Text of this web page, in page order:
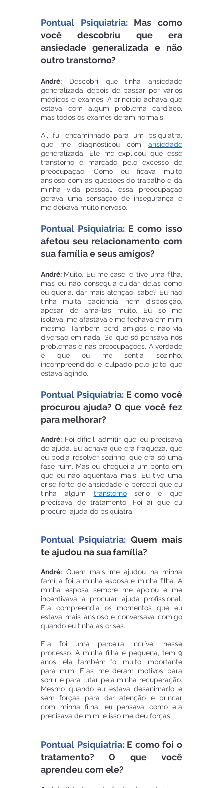
Pontual Psiquiatria: Mas como
você descobriu que era
ansiedade generalizada e não
outro transtorno?
André: Descobri que tinha ansiedade
generalizada depois de passar por vários
médicos e exames. A princípio achava que
estava com algum problema cardíaco,
mas todos os exames deram normais.
Aí, fui encaminhado para um psiquiatra,
que me diagnosticou com ansiedade
generalizada. Ele me explicou que esse
transtorno é marcado pelo excesso de
preocupação. Como eu ficava muito
ansioso com as questões do trabalho e da
minha vida pessoal, essa preocupação
gerava uma sensação de insegurança e
me deixava muito nervoso.
Pontual Psiquiatria: E como isso
afetou seu relacionamento com
sua família e seus amigos?
André: Muito. Eu me casei e tive uma filha,
mas eu não conseguia cuidar delas como
eu queria, dar mais atenção, sabe? Eu não
tinha muita paciência, nem disposição,
apesar de amá-las muito. Eu só me
isolava, me afastava e me fechava em mim
mesmo. Também perdi amigos e não via
diversão em nada. Sei que só pensava nos
problemas e nas preocupações. A verdade
é que eu me sentia sozinho,
incompreendido e culpado pelo jeito que
estava agindo.
Pontual Psiquiatria: E como você
procurou ajuda? O que você fez
para melhorar?
André: Foi difícil admitir que eu precisava
de ajuda. Eu achava que era fraqueza, que
eu podia resolver sozinho, que era só uma
fase ruim. Mas eu cheguei a um ponto em
que eu não aguentava mais. Eu tive uma
crise forte de ansiedade e percebi que eu
tinha algum transtorno sério e que
precisava de tratamento. Foi aí que eu
procurei ajuda do psiquiatra.
Pontual Psiquiatria: Quem mais
te ajudou na sua família?
André: Quem mais me ajudou na minha
família foi a minha esposa e minha filha. A
minha esposa sempre me apoiou e me
incentivava a procurar ajuda profissional.
Ela compreendia os momentos que eu
estava mais ansioso e conversava comigo
quando eu tinha as crises.
Ela foi uma parceira incrível nesse
processo. A minha filha é pequena, tem 9
anos, ela também foi muito importante
para mim. Elas me deram motivos para
sorrir e para lutar pela minha recuperação.
Mesmo quando eu estava desanimado e
sem forças para dar atenção e brincar
com minha filha, eu pensava como ela
precisava de mim, e isso me deu forças.
Pontual Psiquiatria: E como foi o
tratamento? O que você
aprendeu com ele?